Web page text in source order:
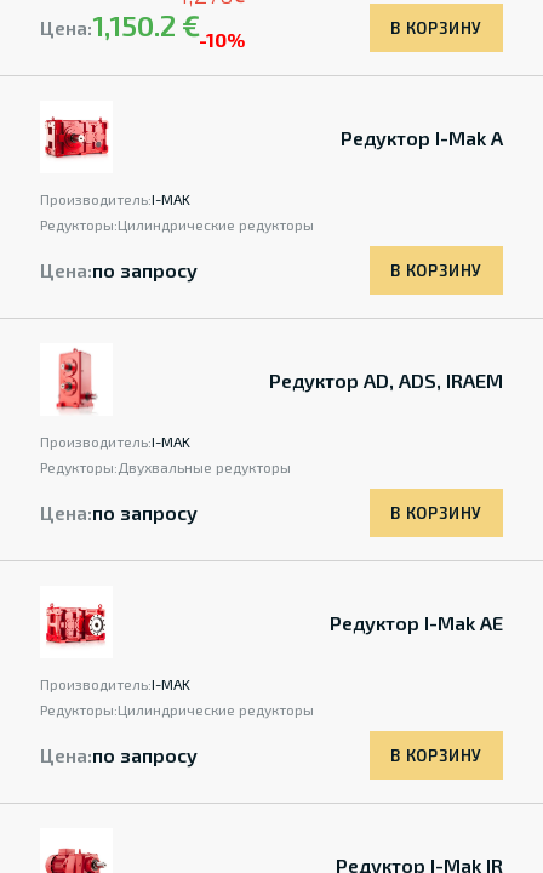
Цена:1,150.2 €-10%
В КОРЗИНУ
Редуктор I-Mak A
Производитель:I-MAK
Редукторы:Цилиндрические редукторы
Цена:по запросу В КОРЗИНУ
Редуктор AD, ADS, IRAEM
Производитель:I-MAK
Редукторы: Двухвальные редукторы
Цена:по запросу В КОРЗИНУ
Редуктор I-Mak AE
Производитель:I-MAK
Редукторы:Цилиндрические редукторы
Цена:по запросу В КОРЗИНУ
Редуктор I-Mak IR